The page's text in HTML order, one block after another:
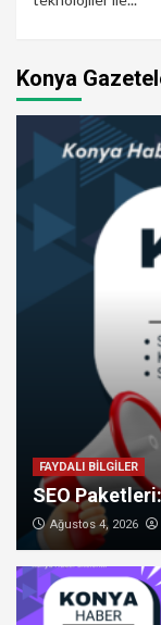
Konya
FAYDALI BİLGİLER
SEO
Ağustos 4, 2026